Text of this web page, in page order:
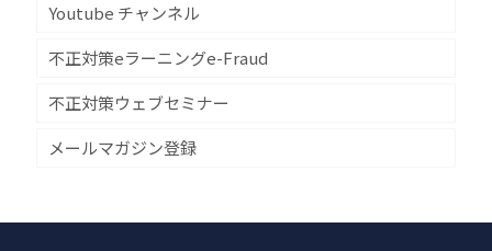
Youtube チャンネル
不正対策eラーニングe-Fraud
不正対策ウェブセミナー
メールマガジン登録